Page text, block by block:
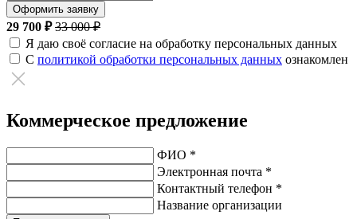
Оформить заявку
29 700 ₽ 33 000 ₽
Я даю своё согласие на обработку персональных данных
С политикой обработки персональных данных ознакомлен
Коммерческое предложение
ФИО *
Электронная почта *
Контактный телефон *
Название организации